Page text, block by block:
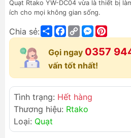
Quạt Rtako YW-DC04 vừa là thiết bị
ích cho mọi không gian sống.
Chia sẻ: ShareFacebook
Copy
Link
Messenger
Gọi ngay 0357
vấn tốt nhất!
Tình trạng: Hết hàng
Thương hiệu: Rtako
Loại: Quạt